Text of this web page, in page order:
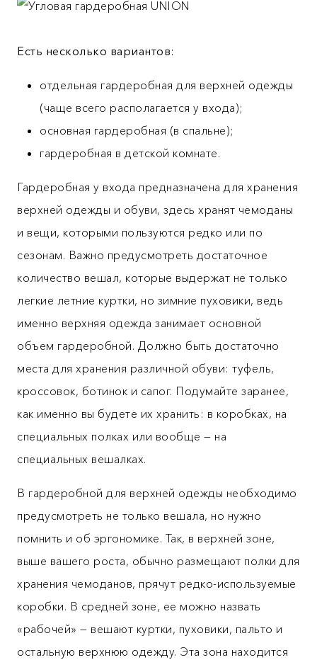
Есть несколько вариантов:
отдельная гардеробная для верхней одежды
(чаще всего располагается у входа);
основная гардеробная (в спальне);
гардеробная в детской комнате.
Гардеробная у входа предназначена для хранения
верхней одежды и обуви, здесь хранят чемоданы
и вещи, которыми пользуются редко или по
сезонам. Важно предусмотреть достаточное
количество вешал, которые выдержат не только
легкие летние куртки, но зимние пуховики, ведь
именно верхняя одежда занимает основной
объем гардеробной. Должно быть достаточно
места для хранения различной обуви: туфель,
кроссовок, ботинок и сапог. Подумайте заранее,
как именно вы будете их хранить: в коробках, на
специальных полках или вообще — на
специальных вешалках.
В гардеробной для верхней одежды необходимо
предусмотреть не только вешала, но нужно
помнить и об эргономике. Так, в верхней зоне,
выше вашего роста, обычно размещают полки для
хранения чемоданов, прячут редко-используемые
коробки. В средней зоне, ее можно назвать
«рабочей» — вешают куртки, пуховики, пальто и
остальную верхнюю одежду. Эта зона находится